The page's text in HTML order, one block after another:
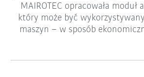
MAIROTEC opracowała
który może być
maszyn – w sposób